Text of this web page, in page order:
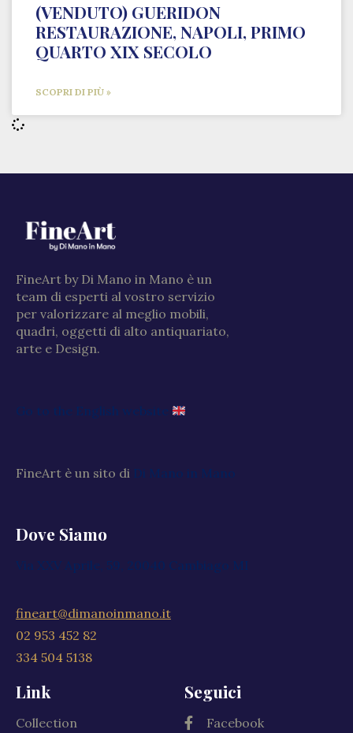
(VENDUTO) GUERIDON
RESTAURAZIONE, NAPOLI, PRIMO
QUARTO XIX SECOLO
SCOPRI DI PIÙ »
FineArt by Di Mano in Mano è un
team di esperti al vostro servizio
per valorizzare al meglio mobili,
quadri, oggetti di alto antiquariato,
arte e Design.
Go to the English website
FineArt è un sito di Di Mano in Mano
Dove Siamo
Via XXV Aprile, 59, 20040 Cambiago MI
fineart@dimanoinmano.it
02 953 452 82
334 504 5138
Link
Collection
Seguici
Facebook